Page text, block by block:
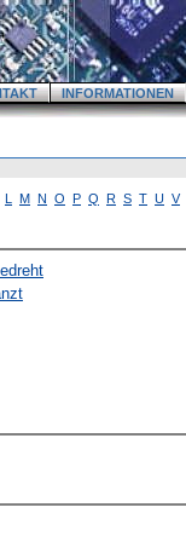
INFORMATIONEN
L M N O P Q R S T U V